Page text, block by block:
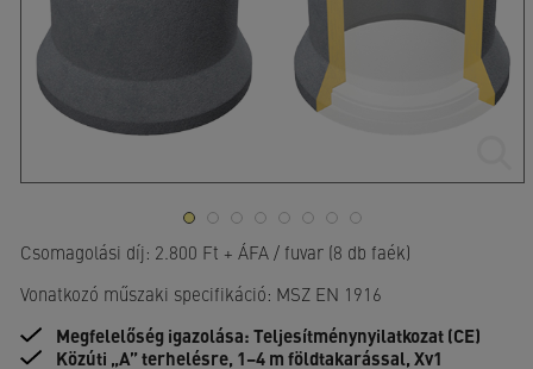
Csomagolási díj: 2.800 Ft + ÁFA / fuvar (8 db faék)
Vonatkozó műszaki specifikáció: MSZ EN 1916
Megfelelőség igazolása: Teljesítménynyilatkozat (CE)
Közúti „A” terhelésre, 1–4 m földtakarással, Xv1